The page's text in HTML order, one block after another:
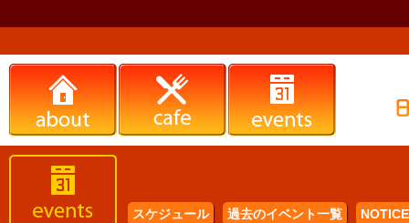
スケジュール 過去のイベント一覧